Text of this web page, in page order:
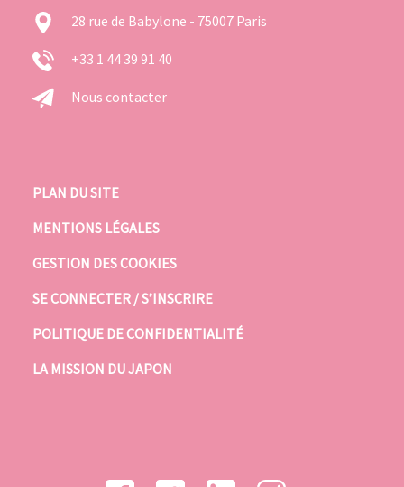
28 rue de Babylone - 75007 Paris
+33 1 44 39 91 40
Nous contacter
PLAN DU SITE
MENTIONS LÉGALES
GESTION DES COOKIES
SE CONNECTER / S’INSCRIRE
POLITIQUE DE CONFIDENTIALITÉ
LA MISSION DU JAPON